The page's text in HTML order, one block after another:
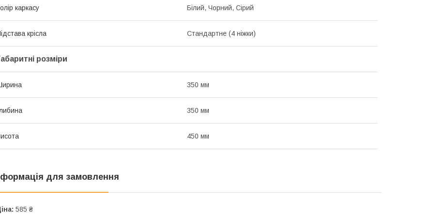
каркасу Білий, Чорний, Сірий
крісла Стандартне (4 ніжки)
розміри
350 мм
350 мм
450 мм
для замовлення
585 ₴